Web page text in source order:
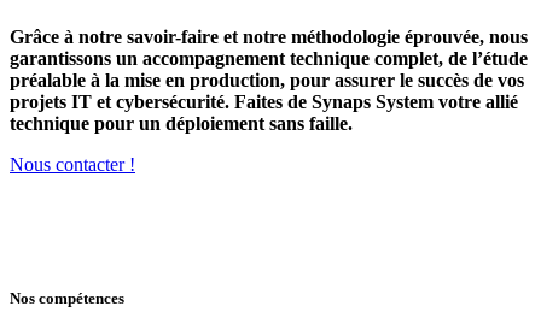
Grâce à notre savoir-faire et notre méthodologie éprouvée, nous
garantissons un accompagnement technique complet, de l’étude
préalable à la mise en production, pour assurer le succès de vos
projets IT et cybersécurité. Faites de Synaps System votre allié
technique pour un déploiement sans faille.
Nous contacter !
Nos compétences